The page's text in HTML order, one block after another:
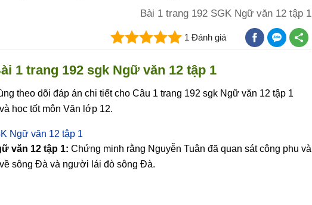
Bài 1 trang 192 SGK Ngữ văn 12 tập 1
1 Đánh giá
1 trang 192 sgk Ngữ văn 12 tập 1
theo dõi đáp án chi tiết cho Câu 1 trang 192 sgk Ngữ văn 12 tập 1
học tốt môn Văn lớp 12.
Ngữ văn 12 tập 1
văn 12 tập 1: Chứng minh rằng Nguyễn Tuân đã quan sát công phu và
sông Đà và người lái đò sông Đà.